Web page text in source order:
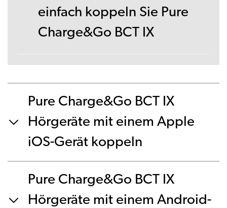
einfach koppeln Sie Pure
Charge&Go BCT IX
Pure Charge&Go BCT IX
Hörgeräte mit einem Apple
iOS-Gerät koppeln
Pure Charge&Go BCT IX
Hörgeräte mit einem Android-